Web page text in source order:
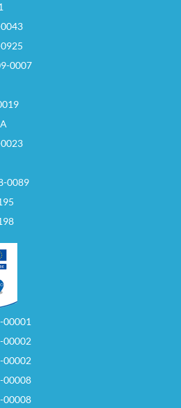
0007
0089
00001
00002
00002
00008
00008